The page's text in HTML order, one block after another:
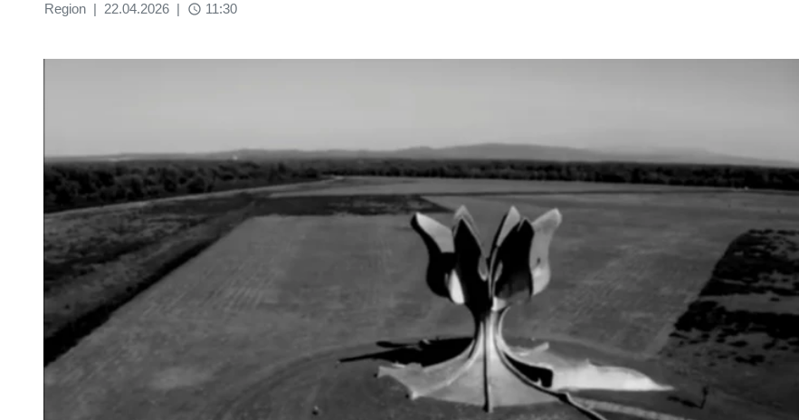
Region | 22.04.2026 | access_time 11:30